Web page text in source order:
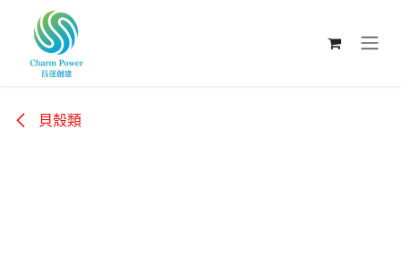
跳至內容
貝殼類